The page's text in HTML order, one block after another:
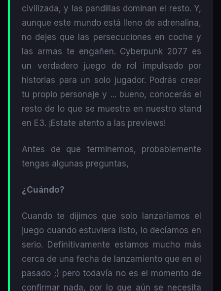
civilizada, y las pandillas dominan el resto. Y,
aunque este mundo está lleno de adrenalina,
no dejes que las persecuciones en coche y
las armas te engañen. Cyberpunk 2077 es
un verdadero juego de rol impulsado por
historias para un solo jugador. Podrás crear
tu propio personaje y ... bueno, conocerás el
resto de lo que se muestra en nuestro stand
en E3. ¡Estate atento a las previews!
Antes de que terminemos, probablemente
tengas algunas preguntas,
¿Cuándo?
Cuando te dijimos que solo lanzaríamos el
juego cuando estuviera listo, lo decíamos en
serio. Definitivamente estamos mucho más
cerca de una fecha de lanzamiento que en el
pasado ;) pero todavía no es el momento de
confirmar nada, por lo que aún se necesita